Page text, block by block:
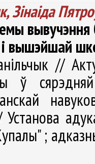
Зінаіда
вывучэння
і вышэйшай
//
ў
;